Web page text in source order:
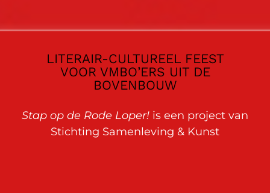
LITERAIR-CULTUREEL FEEST
VOOR VMBO’ERS UIT DE
BOVENBOUW
Stap op de Rode Loper! is een project van
Stichting Samenleving & Kunst